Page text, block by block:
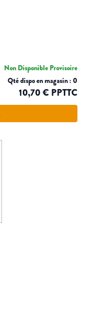
Non Disponible Provisoire
Qté dispo en magasin : 0
10,70 € PPTTC